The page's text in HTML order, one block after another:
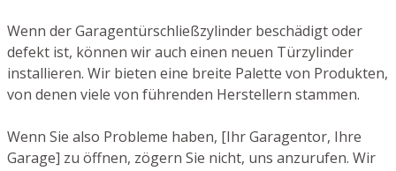
Wenn der Garagentürschließzylinder beschädigt oder
defekt ist, können wir auch einen neuen Türzylinder
installieren. Wir bieten eine breite Palette von Produkten,
von denen viele von führenden Herstellern stammen.
Wenn Sie also Probleme haben, [Ihr Garagentor, Ihre
Garage] zu öffnen, zögern Sie nicht, uns anzurufen. Wir